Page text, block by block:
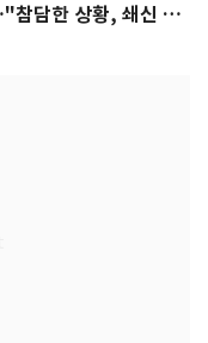
참담한 상황, 쇄신 약